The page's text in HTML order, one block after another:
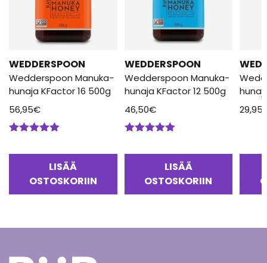
WEDDERSPOON
Wedderspoon Manuka-
hunaja KFactor 16 500g
56,95€
LISÄÄ
OSTOSKORIIN
WEDDERSPOON
Wedderspoon Manuka-
hunaja KFactor 12 500g
46,50€
LISÄÄ
OSTOSKORIIN
29,95